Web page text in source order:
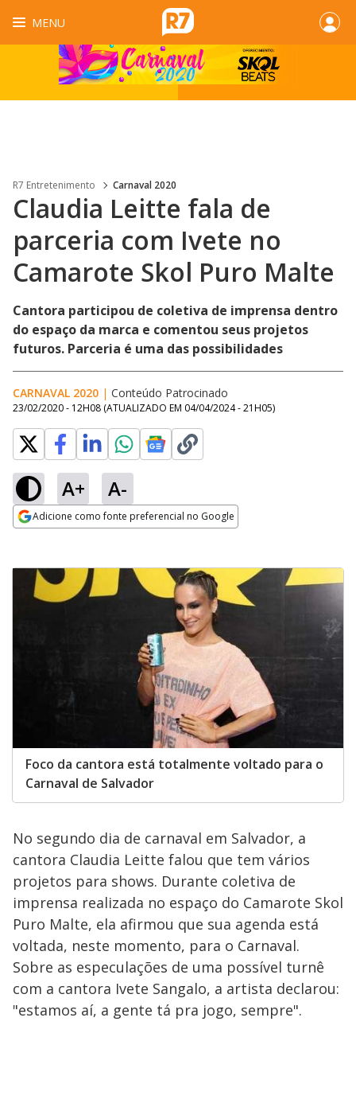
MENU
R7 Entretenimento Carnaval 2020
Claudia Leitte fala de
parceria com Ivete no
Camarote Skol Puro Malte
Cantora participou de coletiva de imprensa dentro
do espaço da marca e comentou seus projetos
futuros. Parceria é uma das possibilidades
CARNAVAL 2020 | Conteúdo Patrocinado
23/02/2020 - 12H08 (ATUALIZADO EM 04/04/2024 - 21H05)
A+ A-
Adicione como fonte preferencial no Google
Foco da cantora está totalmente voltado para o
Carnaval de Salvador
No segundo dia de carnaval em Salvador, a
cantora Claudia Leitte falou que tem vários
projetos para shows. Durante coletiva de
imprensa realizada no espaço do Camarote Skol
Puro Malte, ela afirmou que sua agenda está
voltada, neste momento, para o Carnaval.
Sobre as especulações de uma possível turnê
com a cantora Ivete Sangalo, a artista declarou:
"estamos aí, a gente tá pra jogo, sempre".